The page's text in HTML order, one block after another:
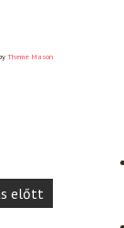
Theme Mason
előtt